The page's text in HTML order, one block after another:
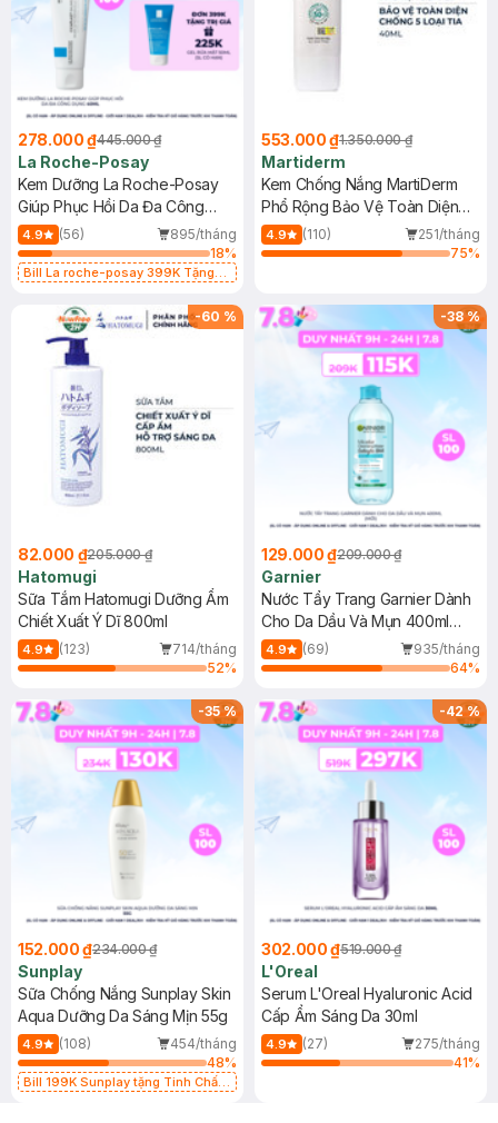
278.000 ₫445.000 ₫
La Roche-Posay
Kem Dưỡng La Roche-Posay
Giúp Phục Hồi Da Đa Công
Dụng 40ml
4.9 (56)
895/tháng
18%
Bill La roche-posay 399K Tặng
(SL có hạn)
553.000 ₫1.350.000 ₫
Martiderm
Kem Chống Nắng MartiDerm
Phổ Rộng Bảo Vệ Toàn Diện
40ml
4.9 (110)
251/tháng
75%
-60 %
82.000 ₫205.000 ₫
Hatomugi
Sữa Tắm Hatomugi Dưỡng Ẩm
Chiết Xuất Ý Dĩ 800ml
4.9 (123)
714/tháng
52%
-38%
129.000 ₫209.000 ₫
Garnier
Nước Tẩy Trang Garnier Dành
Cho Da Dầu Và Mụn 400ml
(Mới)
4.9 (69)
935/tháng
64%
-35%
152.000 ₫234.000 ₫
Sunplay
Sữa Chống Nắng Sunplay Skin
Aqua Dưỡng Da Sáng Mịn 55g
4.9 (108)
454/tháng
48%
Bill 199K Sunplay tặng Tinh Chất
-42%
302.000 ₫519.000 ₫
L'Oreal
Serum L'Oreal Hyaluronic Acid
Cấp Ẩm Sáng Da 30ml
4.9 (27)
275/tháng
41%